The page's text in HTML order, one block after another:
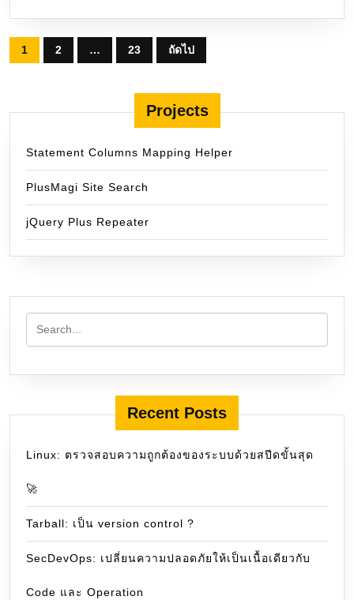
Posts
pagination
1 2 … 23 ถัดไป
Projects
Statement Columns Mapping Helper
PlusMagi Site Search
jQuery Plus Repeater
Recent Posts
Linux: ตรวจสอบความถูกต้องของระบบด้วยสปีดขั้นสุด
🚀
Tarball: เป็น version control ?
SecDevOps: เปลี่ยนความปลอดภัยให้เป็นเนื้อเดียวกับ
Code และ Operation